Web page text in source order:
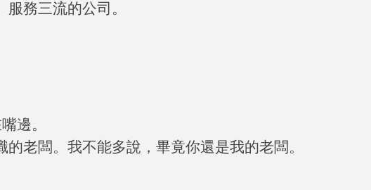
務三流的公司。
邊。
老闆。我不能多說，畢竟你還是我的老闆。